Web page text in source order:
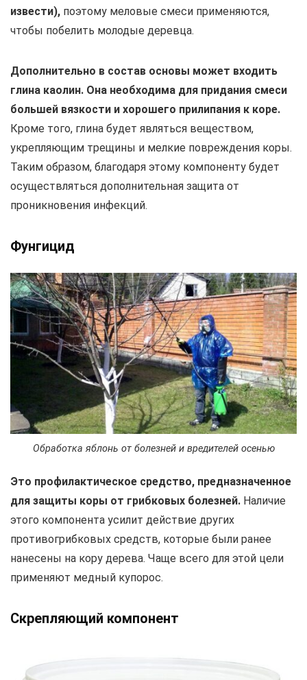
извести), поэтому меловые смеси применяются,
чтобы побелить молодые деревца.
Дополнительно в состав основы может входить
глина каолин. Она необходима для придания смеси
большей вязкости и хорошего прилипания к коре.
Кроме того, глина будет являться веществом,
укрепляющим трещины и мелкие повреждения коры.
Таким образом, благодаря этому компоненту будет
осуществляться дополнительная защита от
проникновения инфекций.
Фунгицид
Обработка яблонь от болезней и вредителей осенью
Это профилактическое средство, предназначенное
для защиты коры от грибковых болезней. Наличие
этого компонента усилит действие других
противогрибковых средств, которые были ранее
нанесены на кору дерева. Чаще всего для этой цели
применяют медный купорос.
Скрепляющий компонент